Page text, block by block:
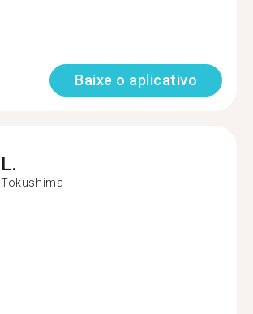
Baixe o aplicativo
L.
Tokushima